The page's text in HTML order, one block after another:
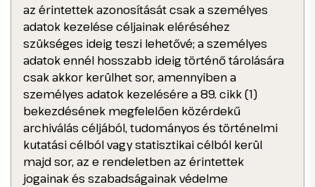
az érintettek azonosítását csak a személyes
adatok kezelése céljainak eléréséhez
szükséges ideig teszi lehetővé; a személyes
adatok ennél hosszabb ideig történő tárolására
csak akkor kerülhet sor, amennyiben a
személyes adatok kezelésére a 89. cikk (1)
bekezdésének megfelelően közérdekű
archiválás céljából, tudományos és történelmi
kutatási célból vagy statisztikai célból kerül
majd sor, az e rendeletben az érintettek
jogainak és szabadságainak védelme